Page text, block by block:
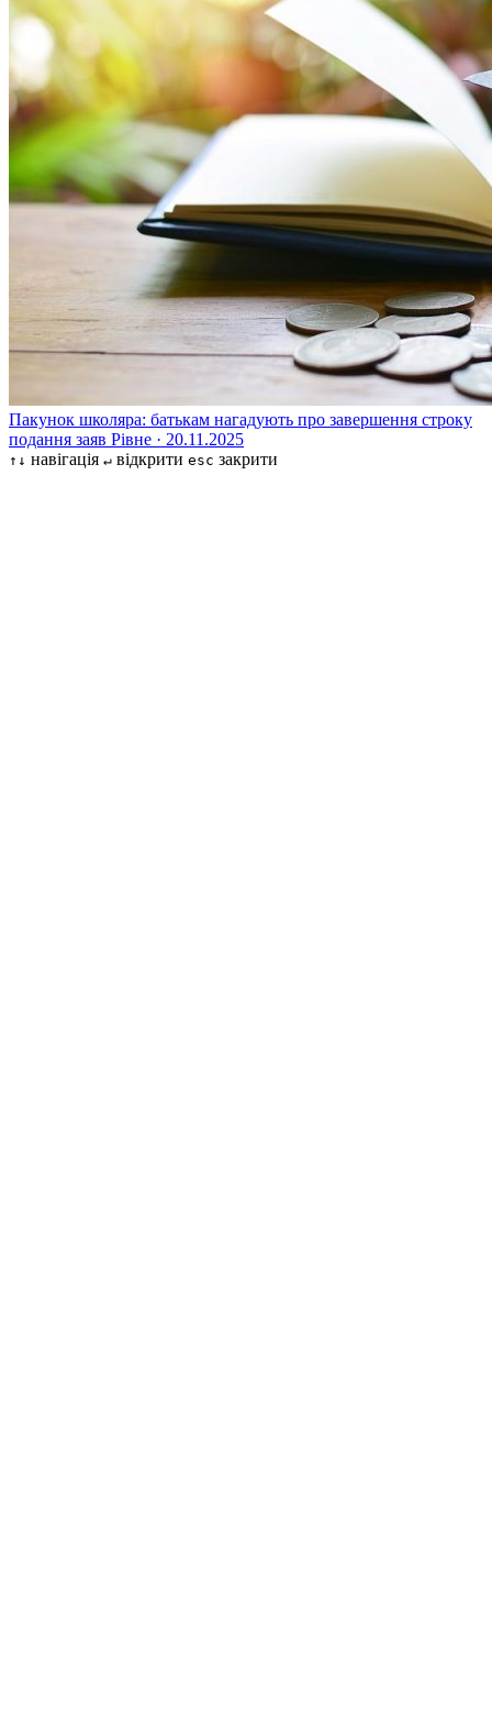
Пакунок школяра: батькам нагадують про завершення строку
подання заяв Рівне · 20.11.2025
↑↓ навігація ↵ відкрити esc закрити